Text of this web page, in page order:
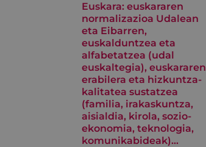
Euskara: euskararen
normalizazioa Udalean
eta Eibarren,
euskalduntzea eta
alfabetatzea (udal
euskaltegia), euskararen
erabilera eta hizkuntza-
kalitatea sustatzea
(familia, irakaskuntza,
aisialdia, kirola, sozio-
ekonomia, teknologia,
komunikabideak)…